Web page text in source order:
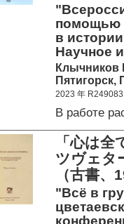
помощью
в
Научное
Пятигорск,
2023 年 R249083
В работе
「心は
ツヴェタ
（古書、
"Всё в